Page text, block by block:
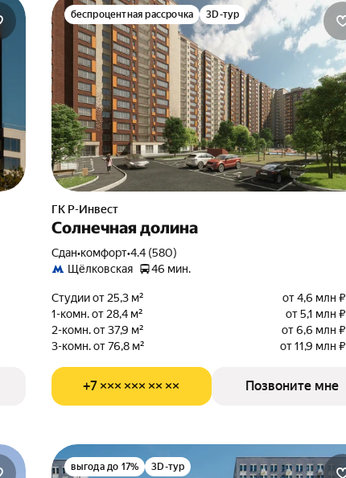
беспроцентная рассрочка 3D-тур
ГК Р-Инвест
Солнечная долина
Сдан•комфорт•4.4 (580)
Щёлковская
46 мин.
Студии от 25,3 м²
от 4,6 млн ₽
1-комн. от 28,4 м²
от 5,1 млн ₽
2-комн. от 37,9 м²
от 6,6 млн ₽
3-комн. от 76,8 м²
от 11,9 млн ₽
+7 ××× ××× ×× ×× Позвоните мне
выгода до 17% 3D-тур